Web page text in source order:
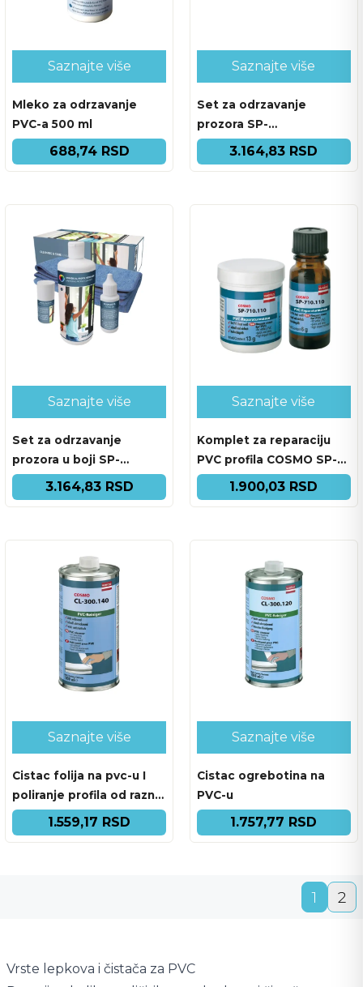
Saznajte više
Mleko za odrzavanje
PVC-a 500 ml
688,74 RSD
Saznajte više
Set za odrzavanje
prozora SP-
300.190.PFL42
3.164,83 RSD
Saznajte više
Set za odrzavanje
prozora u boji SP-
300.180.PFL42
3.164,83 RSD
Saznajte više
Komplet za reparaciju
PVC profila COSMO SP-
710.1101.900,03 RSD
Saznajte više
Cistac folija na pvc-u I
poliranje profila od raznih
necistoca 1 L
1.559,17 RSD
Saznajte više
Cistac ogrebotina na
PVC-u
1.757,77 RSD
1 2
Vrste lepkova i čistača za PVC